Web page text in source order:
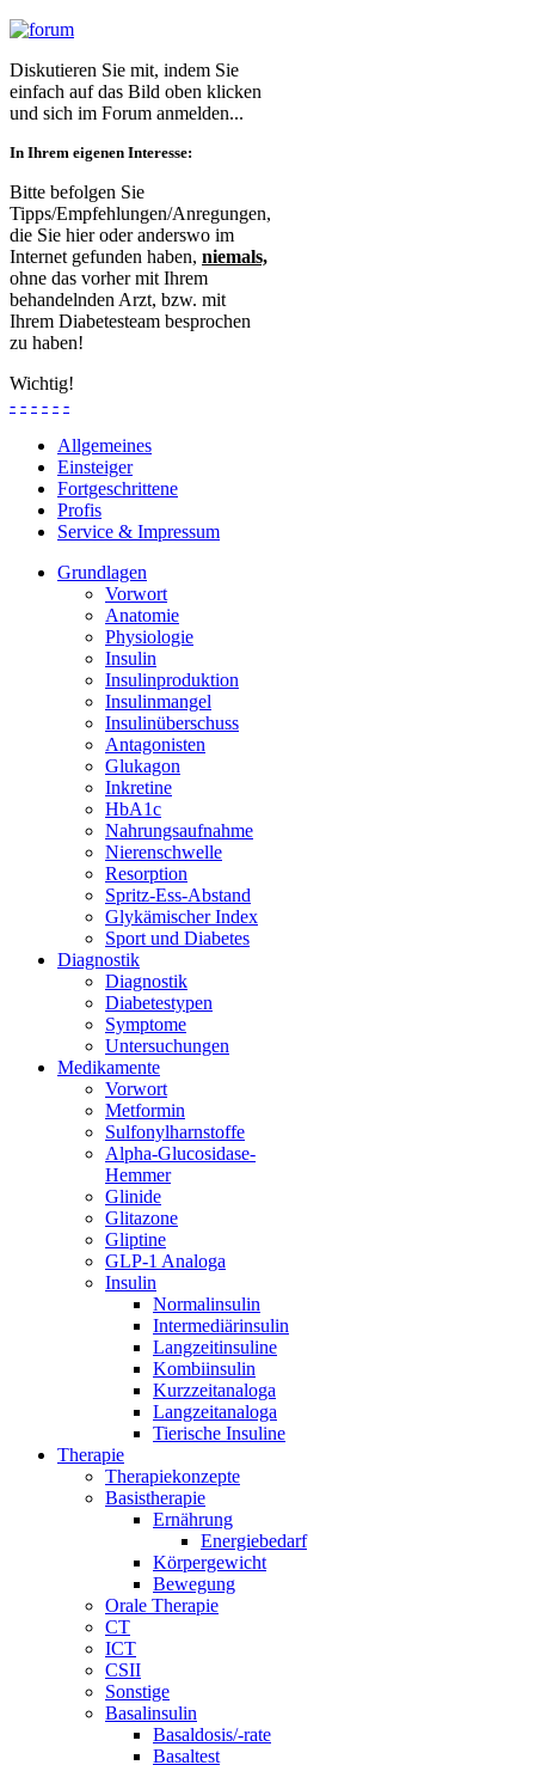
Diskutieren Sie mit, indem Sie
einfach auf das Bild oben klicken
und sich im Forum anmelden...
In Ihrem eigenen Interesse:
Bitte befolgen Sie
Tipps/Empfehlungen/Anregungen,
die Sie hier oder anderswo im
Internet gefunden haben, niemals,
ohne das vorher mit Ihrem
behandelnden Arzt, bzw. mit
Ihrem Diabetesteam besprochen
zu haben!
Wichtig!
- - - - - -
Allgemeines
Einsteiger
Fortgeschrittene
Profis
Service & Impressum
Grundlagen
Vorwort
Anatomie
Physiologie
Insulin
Insulinproduktion
Insulinmangel
Insulinüberschuss
Antagonisten
Glukagon
Inkretine
HbA1c
Nahrungsaufnahme
Nierenschwelle
Resorption
Spritz-Ess-Abstand
Glykämischer Index
Sport und Diabetes
Diagnostik
Diagnostik
Diabetestypen
Symptome
Untersuchungen
Medikamente
Vorwort
Metformin
Sulfonylharnstoffe
Alpha-Glucosidase-
Hemmer
Glinide
Glitazone
Gliptine
GLP-1 Analoga
Insulin
Normalinsulin
Intermediärinsulin
Langzeitinsuline
Kombiinsulin
Kurzzeitanaloga
Langzeitanaloga
Tierische Insuline
Therapie
Therapiekonzepte
Basistherapie
Ernährung
Energiebedarf
Körpergewicht
Bewegung
Orale Therapie
CT
ICT
CSII
Sonstige
Basalinsulin
Basaldosis/-rate
Basaltest